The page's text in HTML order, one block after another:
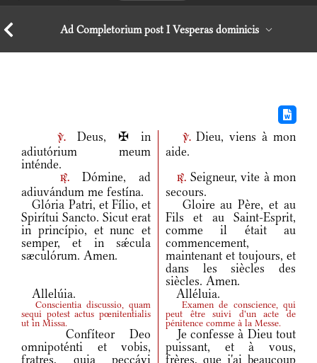
Ad Completorium post I Vesperas dominicis
v.Deus, ✠ in
adiutórium meum
inténde.
v.Dieu, viens à mon
aide.
r.Dómine, ad
adiuvándum me festína.
r. Seigneur, vite à mon
secours.
Glória Patri, et Fílio, et
Spirítui Sancto. Sicut erat
in princípio, et nunc et
semper, et in sǽcula
sæculórum. Amen.
Gloire au Père, et au
Fils et au Saint-Esprit,
comme il était au
commencement,
maintenant et toujours, et
dans les siècles des
siècles. Amen.
Allelúia.
Alléluia.
Conscientia discussio, quam
sequi potest actus pœnitentialis
ut in Missa.
Examen de conscience, qui
peut être suivi d'un acte de
pénitence comme à la Messe.
Confíteor Deo
omnipoténti et vobis,
fratres, quia peccávi
Je confesse à Dieu tout
puissant, et à vous,
frères, que j'ai beaucoup